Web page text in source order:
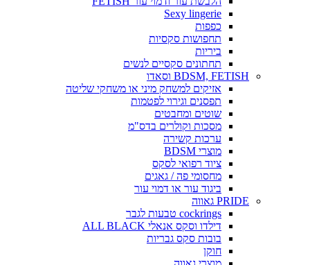
Sexy lingerie
כפפות
תחפושות סקסיות
ביריות
תחתונים סקסיים לנשים
BDSM, FETISH וסאדו
אזיקים למשחק מיני או משחקי שליטה
תפסנים וגירוי לפטמות
שוטים ומחבטים
מסכות וקולרים בדס"מ
ערכות קשירה
מוצרי BDSM
ציוד רפואי לסקס
מחסומי פה / גאגים
ביגוד עור או דמוי עור
PRIDE גאווה
cockrings טבעות לגבר
דילדו וסקס אנאלי ALL BLACK
בובות סקס גבריות
חוקן